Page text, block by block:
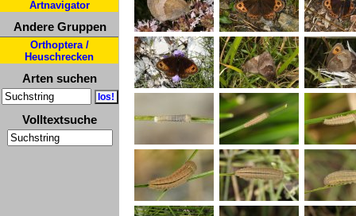
Artnavigator
Andere Gruppen
Orthoptera /
Heuschrecken
Arten suchen
Volltextsuche